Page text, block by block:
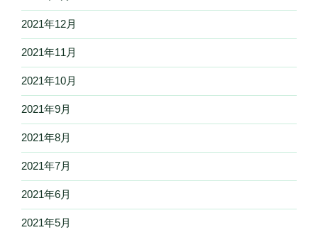
2021年12月
2021年11月
2021年10月
2021年9月
2021年8月
2021年7月
2021年6月
2021年5月